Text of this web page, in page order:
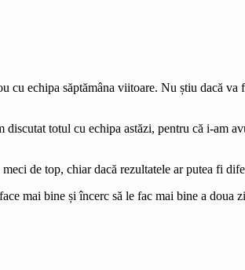
echipa săptămâna viitoare. Nu știu dacă
totul cu echipa astăzi, pentru că i-am
de top, chiar dacă rezultatele ar putea fi
mai bine și încerc să le fac mai bine a doua